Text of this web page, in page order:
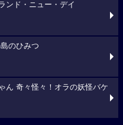
ンド・ニュー・デイ
のひみつ
ん 奇々怪々！オラの妖怪バケ